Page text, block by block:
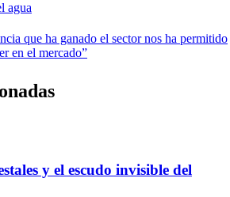
agua
que ha ganado el sector nos ha permitido
en el mercado”
y el escudo invisible del